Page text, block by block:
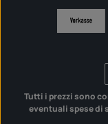
Tutti i prezzi sono
eventuali spese di